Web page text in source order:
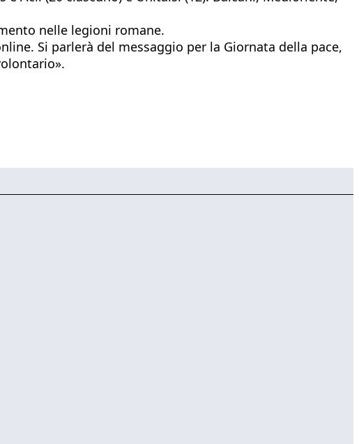
nelle legioni romane.
Si parlerà del messaggio per la Giornata della pace,